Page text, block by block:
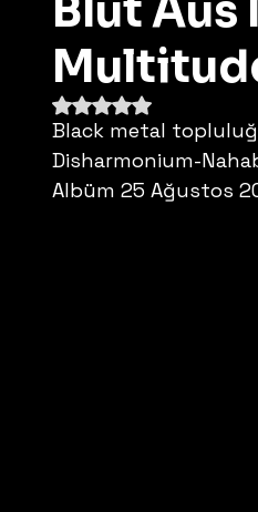
Blut Aus
5 üzerinden NaN yıldız
Black metal
Disharmonium-
Albüm 25 Ağustos